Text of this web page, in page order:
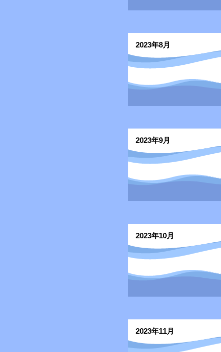
2023年8月
2023年9月
2023年10月
2023年11月